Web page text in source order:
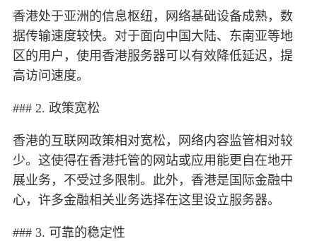
香港处于亚洲的信息枢纽，网络基础设备成熟，数
据传输速度较快。对于面向中国大陆、东南亚等地
区的用户，使用香港服务器可以有效降低延迟，提
高访问速度。
### 2. 政策宽松
香港的互联网政策相对宽松，网络内容监管相对较
少。这使得在香港托管的网站或应用能更自在地开
展业务，不受过多限制。此外，香港是国际金融中
心，许多金融相关业务选择在这里设立服务器。
### 3. 可靠的稳定性